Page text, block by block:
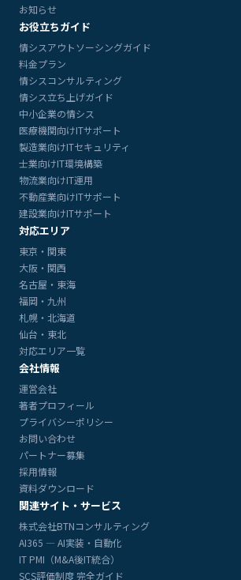
お知らせ
お役立ちガイド
情シスアウトソーシングガイド
料金プラン
情シスコンサルティング
情シス立ち上げガイド
中小企業の情シス
医療機関向けITサポート
製造業向けITセキュリティ
士業向けIT環境構築
物流業向けIT運用
不動産業向けITサポート
建設業向けITサポート
対応エリア
東京・関東
大阪・関西
名古屋・東海
福岡・九州
札幌・北海道
仙台・東北
対応エリア一覧
会社情報
運営会社
著者プロフィール
プライバシーポリシー
お問い合わせ
パートナー募集
採用情報
資料ダウンロード
関連サイト・サービス
株式会社BTNコンサルティング
AI365 — AI実装・自動化
IT PMI（M&A後IT統合）
SCS評価制度 完全ガイド